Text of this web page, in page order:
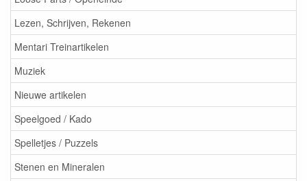
Lezen, Schrijven, Rekenen
Mentari Treinartikelen
Muziek
Nieuwe artikelen
Speelgoed / Kado
Spelletjes / Puzzels
Stenen en Mineralen